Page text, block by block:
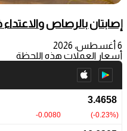
إصابتان بالرصاص
6 أغسطس، 2026
أسعار العملات هذه اللحظة